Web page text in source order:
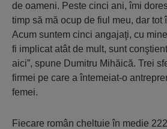
de oameni. Peste cinci ani, îmi
timp să mă ocup de fiul meu, dar tot
Acum suntem cinci angajaţi, cu
fi implicat atât de mult, sunt
aici”, spune Dumitru Mihăică. Trei
firmei pe care a întemeiat-o
femei.
Fiecare român cheltuie în medie